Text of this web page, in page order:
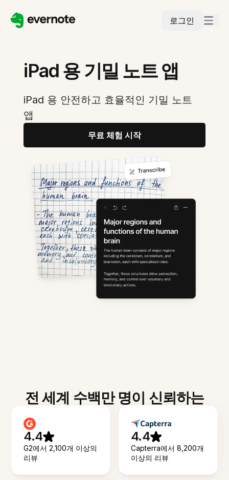
로그인
iPad 용 기밀 노트 앱
iPad 용 안전하고 효율적인 기밀 노트
앱
무료 체험 시작
전 세계 수백만 명이 신뢰하는
4.4
G2에서 2,100개 이상의
리뷰
4.4
Capterra에서 8,200개
이상의 리뷰